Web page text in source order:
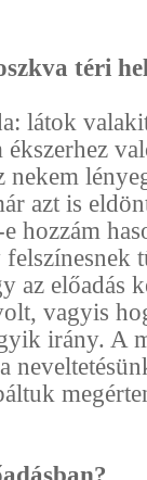
téri
látok
azt is
hozzám
az előadás
vagyis
irány. A